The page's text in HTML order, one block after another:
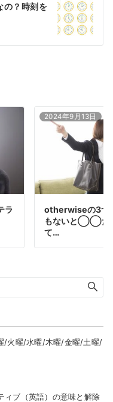
の？時刻を
ラ
2024年9月13日
otherwiseの3つ
もないと◯◯だ
て…
/火曜/水曜/木曜/金曜/土曜/
ブ（英語）の意味と解除